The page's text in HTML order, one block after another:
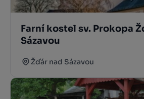
Farní kostel sv. Prokopa
Sázavou
Žďár nad Sázavou